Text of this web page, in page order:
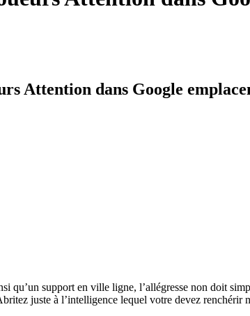
Attention dans Google
qu’un support en ville ligne, l’allégresse non doit
juste à l’intelligence lequel votre devez renchérir